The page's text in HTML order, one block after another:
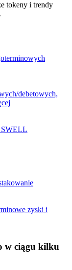
kontraktów futures
tokeny i trendy
debetowych,
SWELL
zyski i
w ciągu kilku